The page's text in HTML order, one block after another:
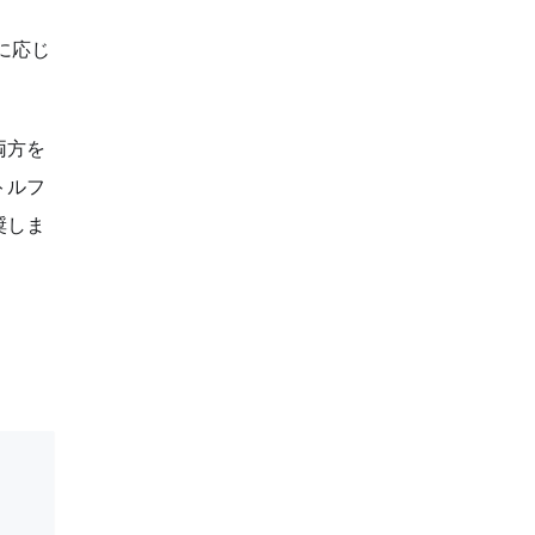
応じ
方を
フ
ま